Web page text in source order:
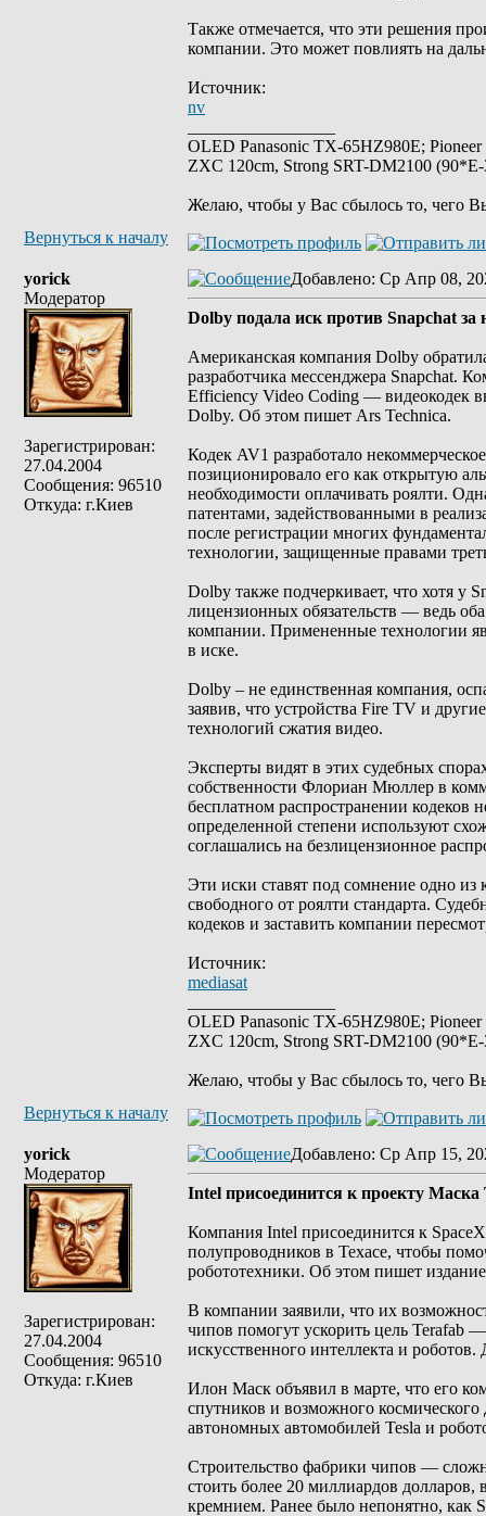
Также отмечается, что эти решения
компании. Это может повлиять на
Источник:
nv
OLED Panasonic TX-65HZ980E;
ZXC 120cm, Strong SRT-DM2100
Желаю, чтобы у Вас сбылось то, чего
Вернуться к началу
yorick
Модератор
Зарегистрирован:
27.04.2004
Сообщения: 96510
Откуда: г.Киев
Добавлено: Ср Апр 08,
Dolby подала иск против Snapchat
Американская компания Dolby
разработчика мессенджера Snapchat.
Efficiency Video Coding — видеокодек
Dolby. Об этом пишет Ars Technica.
Кодек AV1 разработало
позиционировало его как открытую
необходимости оплачивать роялти.
патентами, задействованными в
после регистрации многих
технологии, защищенные правами
Dolby также подчеркивает, что хотя у
лицензионных обязательств — ведь
компании. Примененные технологии
в иске.
Dolby – не единственная компания,
заявив, что устройства Fire TV и
технологий сжатия видео.
Эксперты видят в этих судебных
собственности Флориан Мюллер в
бесплатном распространении кодеков
определенной степени используют
соглашались на безлицензионное
Эти иски ставят под сомнение одно
свободного от роялти стандарта.
кодеков и заставить компании
Источник:
mediasat
OLED Panasonic TX-65HZ980E;
ZXC 120cm, Strong SRT-DM2100
Желаю, чтобы у Вас сбылось то, чего
Вернуться к началу
yorick
Модератор
Зарегистрирован:
27.04.2004
Сообщения: 96510
Откуда: г.Киев
Добавлено: Ср Апр 15,
Intel присоединится к проекту
Компания Intel присоединится к
полупроводников в Техасе, чтобы
робототехники. Об этом пишет
В компании заявили, что их
чипов помогут ускорить цель Terafab
искусственного интеллекта и
Илон Маск объявил в марте, что его
спутников и возможного
автономных автомобилей Tesla и
Строительство фабрики чипов —
стоить более 20 миллиардов
кремнием. Ранее было непонятно, как